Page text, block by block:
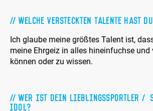
Welche versteckten Talente hast
Ich glaube meine größtes Talent ist,
meine Ehrgeiz in alles hineinfuchse und
können oder zu wissen.
Wer ist dein Lieblingssportler /
Idol?